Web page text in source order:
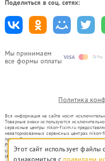
Мы принимаем
все формы оплаты
Поделиться в соц. сетях:
Политика
Вся информация на сайте носит
Товарные знаки используются
сервисные центры nikon-fixim.ru
неавторизованных сервисных центрах
правообладателями товарных знаков или их
Ремонт осуществляется для устройств, уже
со статьей 1487 ГК РФ.
Использование товарных знаков не
Этот сайт использует
ознакомиться с правилами